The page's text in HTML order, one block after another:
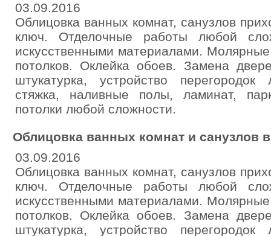
03.09.2016
Облицовка ванных комнат, санузлов
ключ. Отделочные работы любой
искусственными материалами.
потолков. Оклейка обоев. Замена
штукатурка, устройство
стяжка, наливные полы, ламинат,
потолки любой сложности.
Облицовка ванных комнат и санузлов
03.09.2016
Облицовка ванных комнат, санузлов
ключ. Отделочные работы любой
искусственными материалами.
потолков. Оклейка обоев. Замена
штукатурка, устройство